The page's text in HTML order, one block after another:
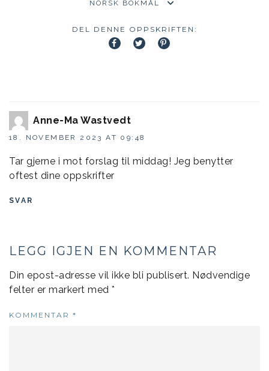
DEL DENNE OPPSKRIFTEN:
Anne-Ma Wastvedt
18. NOVEMBER 2023 AT 09:48
Tar gjerne i mot forslag til middag! Jeg benytter
oftest dine oppskrifter
SVAR
LEGG IGJEN EN KOMMENTAR
Din epost-adresse vil ikke bli publisert. Nødvendige
felter er markert med *
KOMMENTAR *